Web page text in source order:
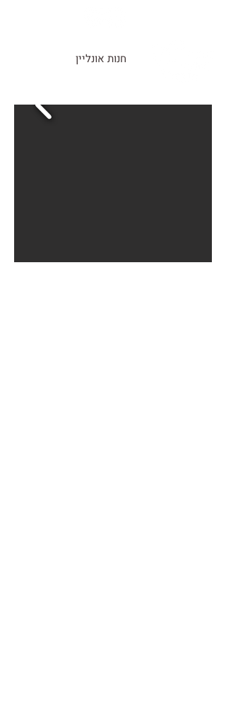
חנות אונליין